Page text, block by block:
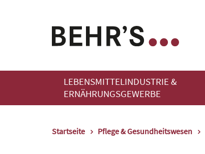
LEBENSMITTELINDUSTRIE &
ERNÄHRUNGSGEWERBE
Startseite Pflege & Gesundheitswesen